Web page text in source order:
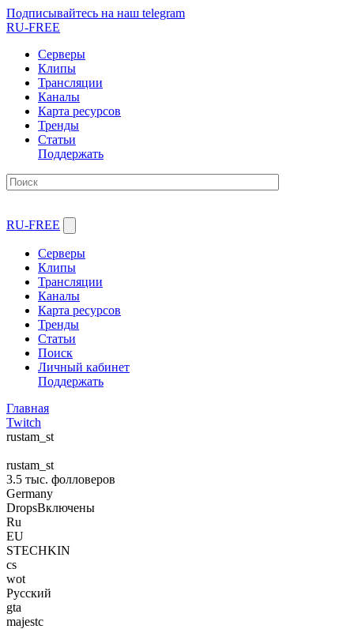
Подписывайтесь на наш telegram
RU-FREE
Серверы
Клипы
Трансляции
Каналы
Карта ресурсов
Тренды
Статьи
Поддержать
RU-FREE
Серверы
Клипы
Трансляции
Каналы
Карта ресурсов
Тренды
Статьи
Поиск
Личный кабинет
Поддержать
Главная
Twitch
rustam_st
rustam_st
3.5 тыс. фолловеров
Germany
DropsВключены
Ru
EU
STECHKIN
cs
wot
Русский
gta
majestc